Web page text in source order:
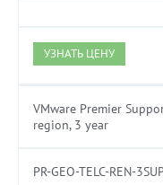
УЗНАТЬ ЦЕНУ
VMware Premier
region, 3 year
PR-GEO-TELC-REN-